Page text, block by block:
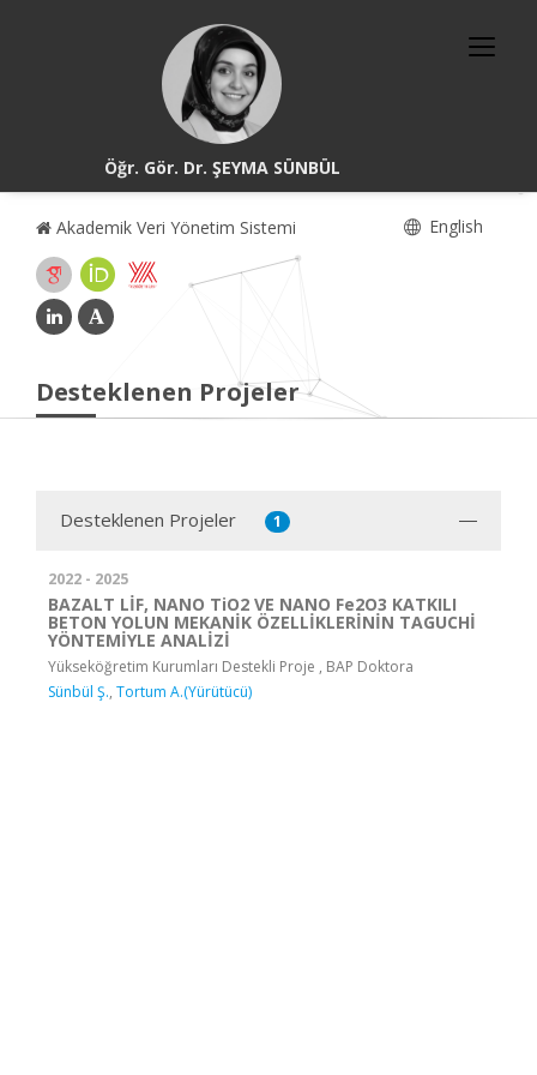
Öğr. Gör. Dr. ŞEYMA SÜNBÜL
Akademik Veri Yönetim Sistemi English
Desteklenen Projeler
Desteklenen Projeler 1
2022 - 2025
BAZALT LİF, NANO TiO2 VE NANO Fe2O3 KATKILI
BETON YOLUN MEKANİK ÖZELLİKLERİNİN TAGUCHİ
YÖNTEMİYLE ANALİZİ
Yükseköğretim Kurumları Destekli Proje , BAP Doktora
Sünbül Ş., Tortum A.(Yürütücü)